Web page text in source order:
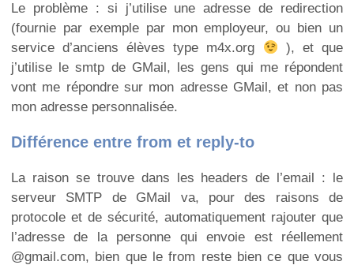
Le problème : si j’utilise une adresse de redirection
(fournie par exemple par mon employeur, ou bien un
service d’anciens élèves type m4x.org
), et que
j’utilise le smtp de GMail, les gens qui me répondent
vont me répondre sur mon adresse GMail, et non pas
mon adresse personnalisée.
Différence entre from et reply-to
La raison se trouve dans les headers de l’email : le
serveur SMTP de GMail va, pour des raisons de
protocole et de sécurité, automatiquement rajouter que
l’adresse de la personne qui envoie est réellement
@gmail.com, bien que le from reste bien ce que vous